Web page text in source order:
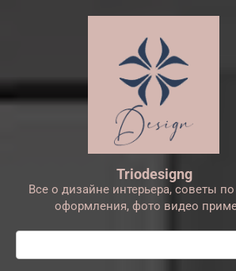
Triodesigng
Все о дизайне интерьера, советы
оформления, фото видео
Поиск: